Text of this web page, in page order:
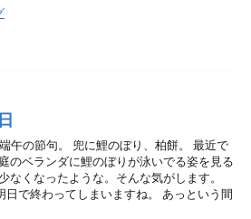
午の節句。 兜に鯉のぼり、柏餅。 最近で
のベランダに鯉のぼりが泳いでる姿を見る
なくなったような。そんな気がします。
日で終わってしまいますね。 あっという間